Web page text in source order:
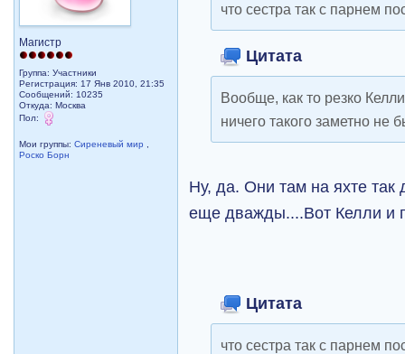
Магистр
Группа: Участники
Регистрация: 17 Янв 2010, 21:35
Сообщений: 10235
Откуда: Москва
Пол:
Мои группы:Сиреневый мир
Роско Борн
что сестра так с парнем
Цитата
Вообще, как то резко
ничего такого заметно не
Ну, да. Они там на яхте
еще дважды....Вот Келли и
Цитата
что сестра так с парнем